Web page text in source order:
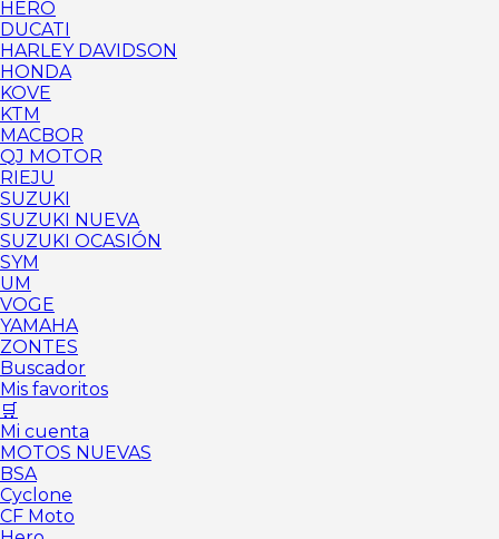
HERO
DUCATI
HARLEY DAVIDSON
HONDA
KOVE
KTM
MACBOR
QJ MOTOR
RIEJU
SUZUKI
SUZUKI NUEVA
SUZUKI OCASIÓN
SYM
UM
VOGE
YAMAHA
ZONTES
Buscador
Mis favoritos
🛒
Mi cuenta
MOTOS NUEVAS
BSA
Cyclone
CF Moto